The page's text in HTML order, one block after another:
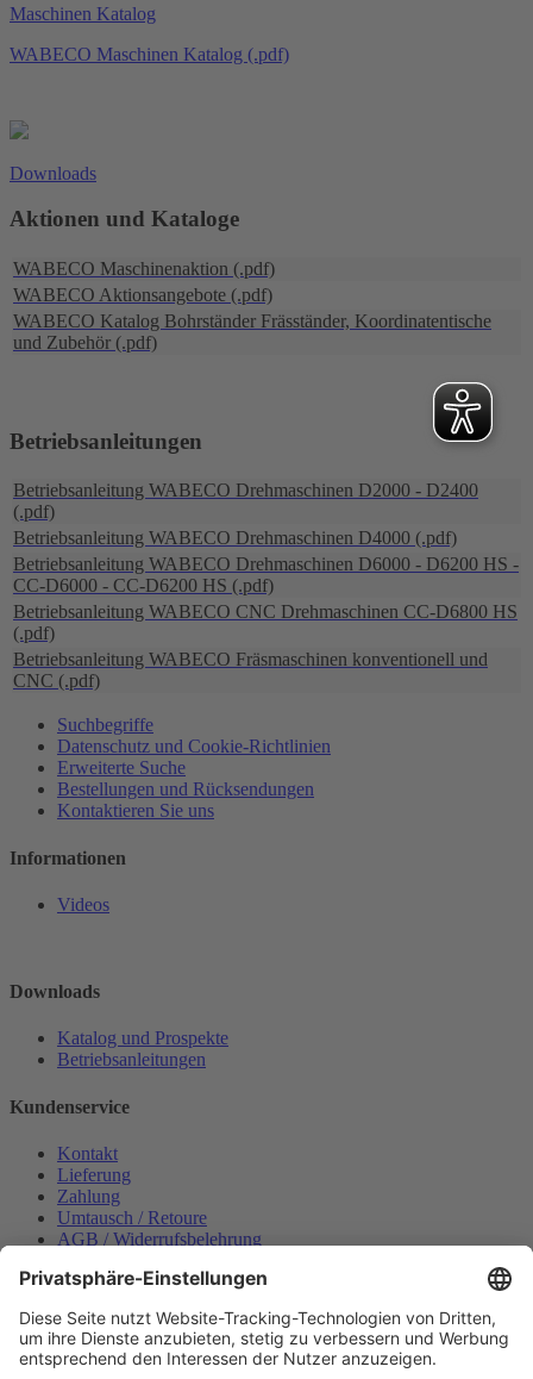
Maschinen Katalog
WABECO Maschinen Katalog (.pdf)
Downloads
Aktionen und Kataloge
WABECO Maschinenaktion (.pdf)
WABECO Aktionsangebote (.pdf)
WABECO Katalog Bohrständer Fräsständer, Koordinatentische
und Zubehör (.pdf)
Betriebsanleitungen
Betriebsanleitung WABECO Drehmaschinen D2000 - D2400
(.pdf)
Betriebsanleitung WABECO Drehmaschinen D4000 (.pdf)
Betriebsanleitung WABECO Drehmaschinen D6000 - D6200 HS -
CC-D6000 - CC-D6200 HS (.pdf)
Betriebsanleitung WABECO CNC Drehmaschinen CC-D6800 HS
(.pdf)
Betriebsanleitung WABECO Fräsmaschinen konventionell und
CNC (.pdf)
Suchbegriffe
Datenschutz und Cookie-Richtlinien
Erweiterte Suche
Bestellungen und Rücksendungen
Kontaktieren Sie uns
Informationen
Videos
Downloads
Katalog und Prospekte
Betriebsanleitungen
Kundenservice
Kontakt
Lieferung
Zahlung
Umtausch / Retoure
AGB / Widerrufsbelehrung
Datenschutzerklärung
Bestellung widerrufen
Mein konto